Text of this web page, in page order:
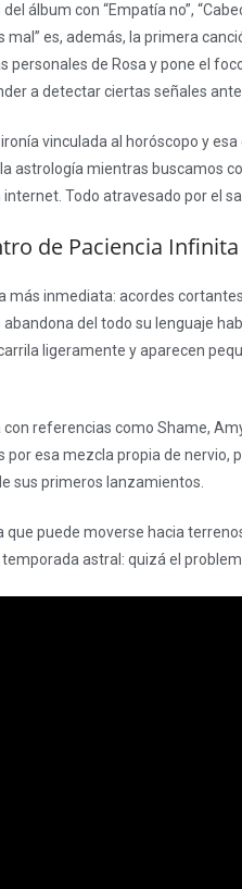
álbum con “Empatía no”,
es, además, la primera
personales de Rosa y pone el
a detectar ciertas señales
vinculada al horóscopo y
astrología mientras buscamos
Todo atravesado por el
de Paciencia Infinita
inmediata: acordes
del todo su lenguaje
ligeramente y aparecen
con referencias como Shame,
por esa mezcla propia de nervio,
sus primeros lanzamientos.
que puede moverse hacia
astral: quizá el